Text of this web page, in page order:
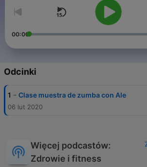
00:00
Odcinki
1 - Clase muestra de zumba con Ale
06 lut 2020
Więcej podcastów:
Zdrowie i fitness